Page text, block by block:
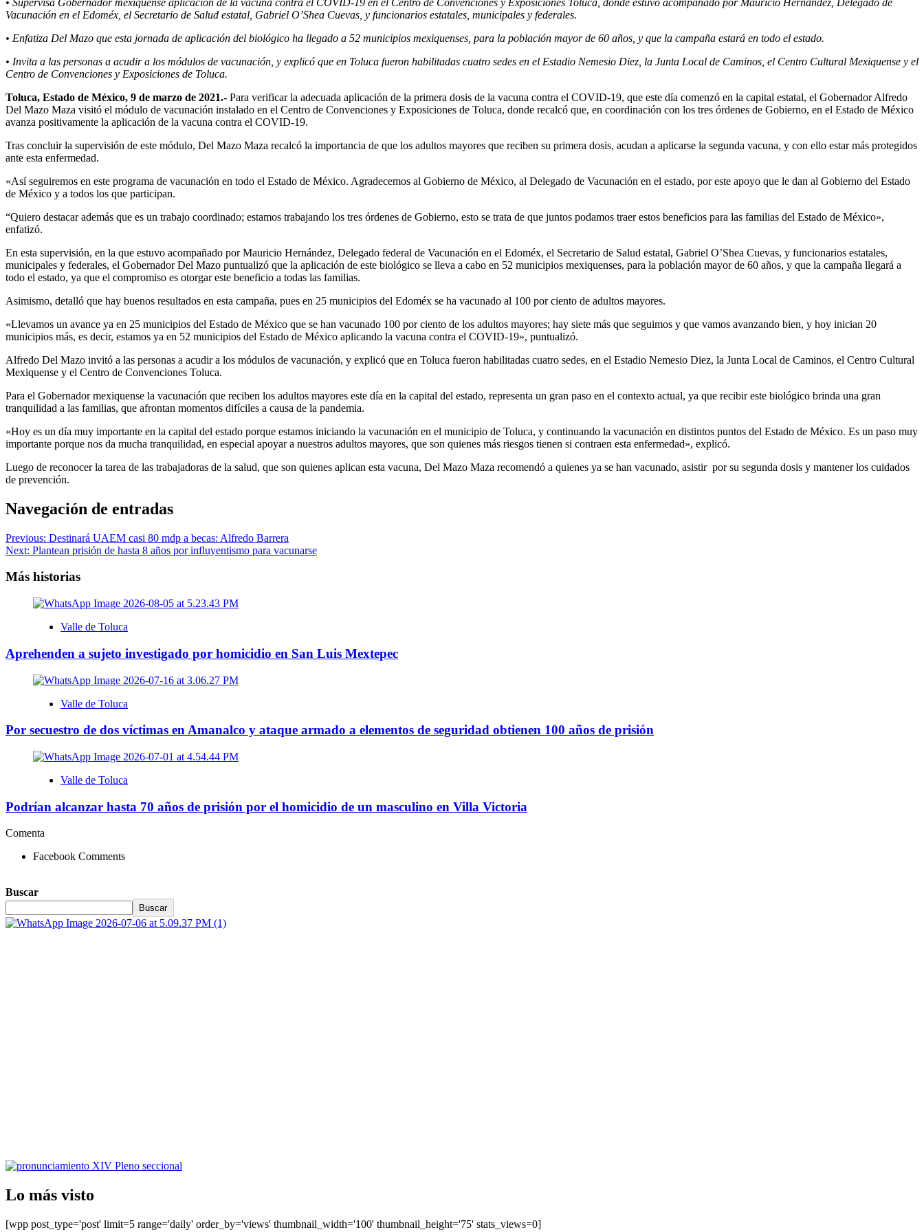
Vacunación en el Edoméx, el Secretario de Salud estatal, Gabriel O’Shea Cuevas, y funcionarios estatales, municipales y federales.
• Enfatiza Del Mazo que esta jornada de aplicación del biológico ha llegado a 52 municipios mexiquenses, para la población mayor de 60 años, y que la campaña estará en todo el estado.
• Invita a las personas a acudir a los módulos de vacunación, y explicó que en Toluca fueron habilitadas cuatro sedes en el Estadio Nemesio Diez, la Junta Local de Caminos, el Centro Cultural Mexiquense y el
Centro de Convenciones y Exposiciones de Toluca.
Toluca, Estado de México, 9 de marzo de 2021.- Para verificar la adecuada aplicación de la primera dosis de la vacuna contra el COVID-19, que este día comenzó en la capital estatal, el Gobernador Alfredo
Del Mazo Maza visitó el módulo de vacunación instalado en el Centro de Convenciones y Exposiciones de Toluca, donde recalcó que, en coordinación con los tres órdenes de Gobierno, en el Estado de México
avanza positivamente la aplicación de la vacuna contra el COVID-19.
Tras concluir la supervisión de este módulo, Del Mazo Maza recalcó la importancia de que los adultos mayores que reciben su primera dosis, acudan a aplicarse la segunda vacuna, y con ello estar más protegidos
ante esta enfermedad.
«Así seguiremos en este programa de vacunación en todo el Estado de México. Agradecemos al Gobierno de México, al Delegado de Vacunación en el estado, por este apoyo que le dan al Gobierno del Estado
de México y a todos los que participan.
“Quiero destacar además que es un trabajo coordinado; estamos trabajando los tres órdenes de Gobierno, esto se trata de que juntos podamos traer estos beneficios para las familias del Estado de México»,
enfatizó.
En esta supervisión, en la que estuvo acompañado por Mauricio Hernández, Delegado federal de Vacunación en el Edoméx, el Secretario de Salud estatal, Gabriel O’Shea Cuevas, y funcionarios estatales,
municipales y federales, el Gobernador Del Mazo puntualizó que la aplicación de este biológico se lleva a cabo en 52 municipios mexiquenses, para la población mayor de 60 años, y que la campaña llegará a
todo el estado, ya que el compromiso es otorgar este beneficio a todas las familias.
Asimismo, detalló que hay buenos resultados en esta campaña, pues en 25 municipios del Edoméx se ha vacunado al 100 por ciento de adultos mayores.
«Llevamos un avance ya en 25 municipios del Estado de México que se han vacunado 100 por ciento de los adultos mayores; hay siete más que seguimos y que vamos avanzando bien, y hoy inician 20
municipios más, es decir, estamos ya en 52 municipios del Estado de México aplicando la vacuna contra el COVID-19», puntualizó.
Alfredo Del Mazo invitó a las personas a acudir a los módulos de vacunación, y explicó que en Toluca fueron habilitadas cuatro sedes, en el Estadio Nemesio Diez, la Junta Local de Caminos, el Centro Cultural
Mexiquense y el Centro de Convenciones Toluca.
Para el Gobernador mexiquense la vacunación que reciben los adultos mayores este día en la capital del estado, representa un gran paso en el contexto actual, ya que recibir este biológico brinda una gran
tranquilidad a las familias, que afrontan momentos difíciles a causa de la pandemia.
«Hoy es un día muy importante en la capital del estado porque estamos iniciando la vacunación en el municipio de Toluca, y continuando la vacunación en distintos puntos del Estado de México. Es un paso muy
importante porque nos da mucha tranquilidad, en especial apoyar a nuestros adultos mayores, que son quienes más riesgos tienen si contraen esta enfermedad», explicó.
Luego de reconocer la tarea de las trabajadoras de la salud, que son quienes aplican esta vacuna, Del Mazo Maza recomendó a quienes ya se han vacunado, asistir por su segunda dosis y mantener los cuidados
de prevención.
Navegación de entradas
Previous: Destinará UAEM casi 80 mdp a becas: Alfredo Barrera
Next: Plantean prisión de hasta 8 años por influyentismo para vacunarse
Más historias
Valle de Toluca
Aprehenden a sujeto investigado por homicidio en San Luis Mextepec
Valle de Toluca
Por secuestro de dos víctimas en Amanalco y ataque armado a elementos de seguridad obtienen 100 años de prisión
Valle de Toluca
Podrían alcanzar hasta 70 años de prisión por el homicidio de un masculino en Villa Victoria
Comenta
Facebook Comments
Buscar
Buscar
Lo más visto
[wpp post_type='post' limit=5 range='daily' order_by='views' thumbnail_width='100' thumbnail_height='75' stats_views=0]